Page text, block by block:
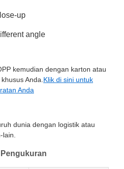
kemudian dengan karton atau
Anda. Klik di sini untuk
Anda
dunia dengan logistik atau